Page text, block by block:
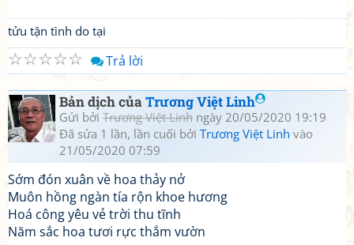
tửu tận tình do tại
☆
☆
☆
☆
☆ Trả lời
Bản dịch củaTrương Việt Linh
Gửi bởi Trương Việt Linh ngày 20/05/2020 19:19
Đã sửa 1 lần, lần cuối bởi Trương Việt Linh vào
21/05/2020 07:59
Sớm đón xuân về hoa thảy nở
Muôn hồng ngàn tía rộn khoe hương
Hoá công yêu vẻ trời thu tĩnh
Năm sắc hoa tươi rực thắm vườn